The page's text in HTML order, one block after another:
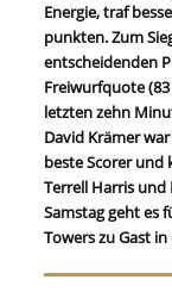
Energie, traf
punkten. Zum
entscheidenden
Freiwurfquote
letzten zehn
David Krämer
beste Scorer und
Terrell Harris und
Samstag geht es
Towers zu Gast